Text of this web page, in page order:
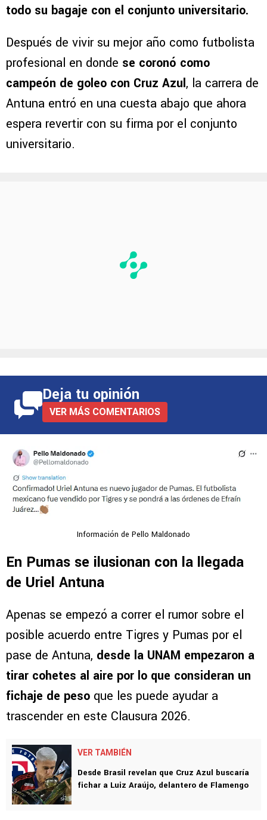
todo su bagaje con el conjunto universitario.
Después de vivir su mejor año como futbolista
profesional en donde se coronó como
campeón de goleo con Cruz Azul, la carrera de
Antuna entró en una cuesta abajo que ahora
espera revertir con su firma por el conjunto
universitario.
Deja tu opinión
VER MÁS COMENTARIOS
Información de Pello Maldonado
En Pumas se ilusionan con la llegada
de Uriel Antuna
Apenas se empezó a correr el rumor sobre el
posible acuerdo entre Tigres y Pumas por el
pase de Antuna, desde la UNAM empezaron a
tirar cohetes al aire por lo que consideran un
fichaje de peso que les puede ayudar a
trascender en este Clausura 2026.
VER TAMBIÉN
Desde Brasil revelan que Cruz Azul buscaría
fichar a Luiz Araújo, delantero de Flamengo